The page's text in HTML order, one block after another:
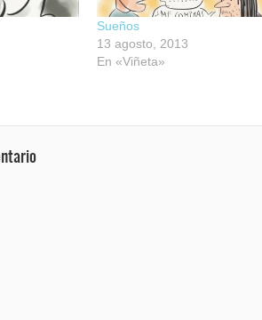
Sueños
13 agosto, 2013
En «Viñeta»